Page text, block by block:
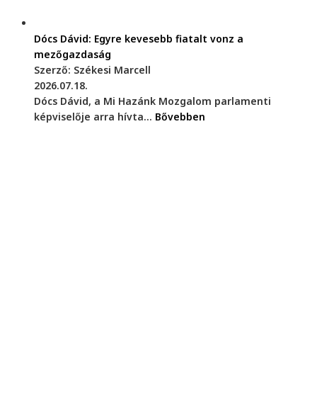
Dócs Dávid: Egyre kevesebb fiatalt vonz a
mezőgazdaság
Szerző: Székesi Marcell
2026.07.18.
Dócs Dávid, a Mi Hazánk Mozgalom parlamenti
képviselője arra hívta... Bővebben